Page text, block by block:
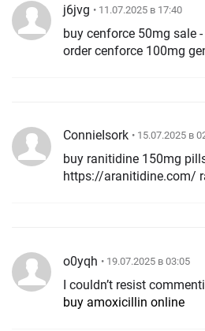
j6jvg • 11.07.2025 в 17:40
buy cenforce 50mg sale
order cenforce 100mg
ConnieIsork • 15.07.2025 в
buy ranitidine 150mg
o0yqh • 19.07.2025 в 03:05
I couldn’t resist
buy amoxicillin online